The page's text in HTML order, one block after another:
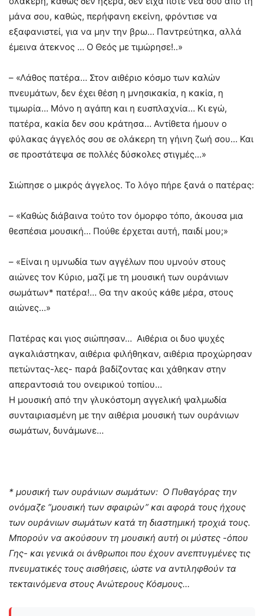
μάνα σου, καθώς, περήφανη εκείνη, φρόντισε να
εξαφανιστεί, για να μην την βρω… Παντρεύτηκα, αλλά
έμεινα άτεκνος … Ο Θεός με τιμώρησε!..»
– «Λάθος πατέρα… Στον αιθέριο κόσμο των καλών
πνευμάτων, δεν έχει θέση η μνησικακία, η κακία, η
τιμωρία… Μόνο η αγάπη και η ευσπλαχνία… Κι εγώ,
πατέρα, κακία δεν σου κράτησα… Αντίθετα ήμουν ο
φύλακας άγγελός σου σε ολάκερη τη γήινη ζωή σου… Και
σε προστάτεψα σε πολλές δύσκολες στιγμές…»
Σιώπησε ο μικρός άγγελος. Το λόγο πήρε ξανά ο πατέρας:
– «Καθώς διάβαινα τούτο τον όμορφο τόπο, άκουσα μια
θεσπέσια μουσική… Πούθε έρχεται αυτή, παιδί μου;»
– «Είναι η υμνωδία των αγγέλων που υμνούν στους
αιώνες τον Κύριο, μαζί με τη μουσική των ουράνιων
σωμάτων* πατέρα!… Θα την ακούς κάθε μέρα, στους
αιώνες…»
Πατέρας και γιος σιώπησαν… Αιθέρια οι δυο ψυχές
αγκαλιάστηκαν, αιθέρια φιλήθηκαν, αιθέρια προχώρησαν
πετώντας-λες- παρά βαδίζοντας και χάθηκαν στην
απεραντοσιά του ονειρικού τοπίου…
Η μουσική από την γλυκόστομη αγγελική ψαλμωδία
συνταιριασμένη με την αιθέρια μουσική των ουράνιων
σωμάτων, δυνάμωνε…
* μουσική των ουράνιων σωμάτων: Ο Πυθαγόρας την
ονόμαζε “μουσική των σφαιρών” και αφορά τους ήχους
των ουράνιων σωμάτων κατά τη διαστημική τροχιά τους.
Μπορούν να ακούσουν τη μουσική αυτή οι μύστες -όπου
Γης- και γενικά οι άνθρωποι που έχουν ανεπτυγμένες τις
πνευματικές τους αισθήσεις, ώστε να αντιληφθούν τα
τεκταινόμενα στους Ανώτερους Κόσμους…